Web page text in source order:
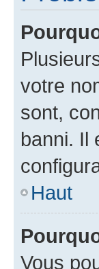
votre
sont,
banni. Il
Haut
Vous